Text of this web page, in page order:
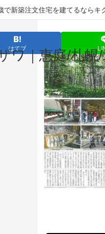
で新築注文住宅を建てるなら
ワ｜恵庭/札幌
はてブ